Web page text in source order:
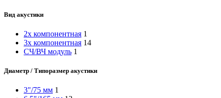
Вид акустики
2х компонентная 1
3х компонентная 14
СЧ/ВЧ модуль 1
Диаметр / Типоразмер акустики
3"/75 мм 1